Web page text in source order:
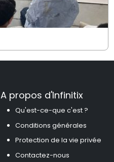
A propos d'Infinitix
Qu'est-ce-que c'est ?
Conditions générales
Protection de la vie privée
Contactez-nous